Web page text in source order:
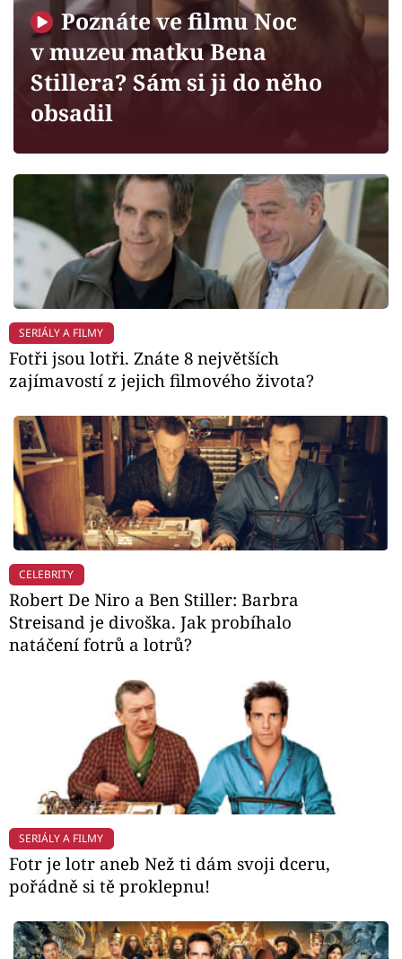
Sledujte prima+
Filmový festival Karlovy Vary
Mámy sobě
Přihlášení
Sledujte nás
Poznáte ve filmu Noc
v muzeu matku Bena
Stillera? Sám si ji do něho
obsadil
SERIÁLY A FILMY
Fotři jsou lotři. Znáte 8 největších
zajímavostí z jejich filmového života?
CELEBRITY
Robert De Niro a Ben Stiller: Barbra
Streisand je divoška. Jak probíhalo
natáčení fotrů a lotrů?
SERIÁLY A FILMY
Fotr je lotr aneb Než ti dám svoji dceru,
pořádně si tě proklepnu!